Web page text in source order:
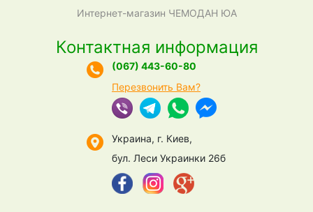
Интернет-магазин ЧЕМОДАН ЮА
Контактная информация
(067) 443-60-80
Перезвонить Вам?
Украина, г. Киев,
бул. Леси Украинки 26б